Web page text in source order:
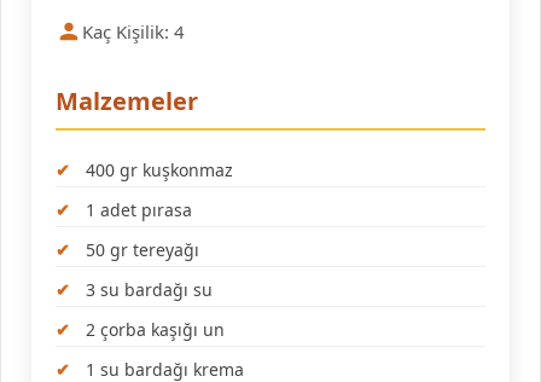
Kaç Kişilik: 4
Malzemeler
400 gr kuşkonmaz
1 adet pırasa
50 gr tereyağı
3 su bardağı su
2 çorba kaşığı un
1 su bardağı krema